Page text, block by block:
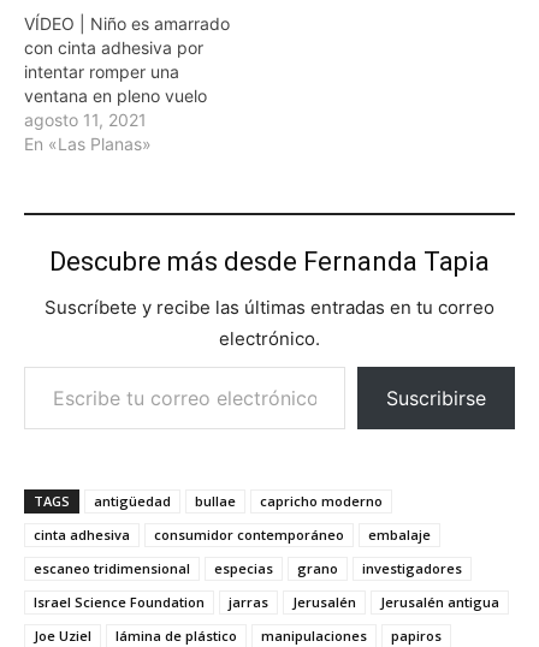
VÍDEO | Niño es amarrado
con cinta adhesiva por
intentar romper una
ventana en pleno vuelo
agosto 11, 2021
En «Las Planas»
Descubre más desde Fernanda Tapia
Suscríbete y recibe las últimas entradas en tu correo
electrónico.
Escribe tu correo electrónico…
Suscribirse
TAGS antigüedad bullae
capricho moderno
cinta adhesiva
consumidor contemporáneo
embalaje
escaneo tridimensional
especias grano
investigadores
Israel Science Foundation
jarras Jerusalén
Jerusalén antigua
Joe Uziel
lámina de plástico manipulaciones
papiros